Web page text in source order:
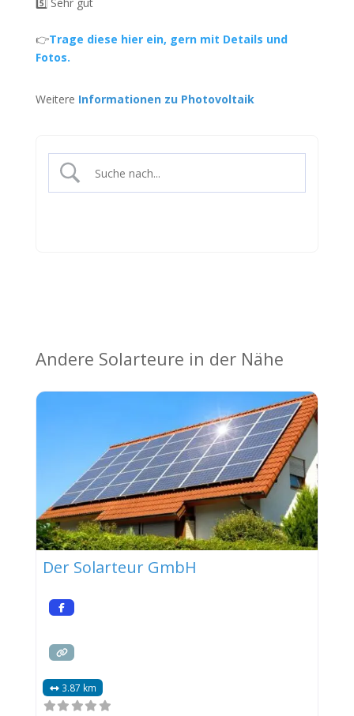
👉Trage diese hier ein, gern mit Details und
Fotos.
Weitere Informationen zu Photovoltaik
Andere Solarteure in der Nähe
Der Solarteur GmbH
3.87 km